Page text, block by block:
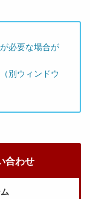
必要な場合が
（別ウィンドウ
合わせ